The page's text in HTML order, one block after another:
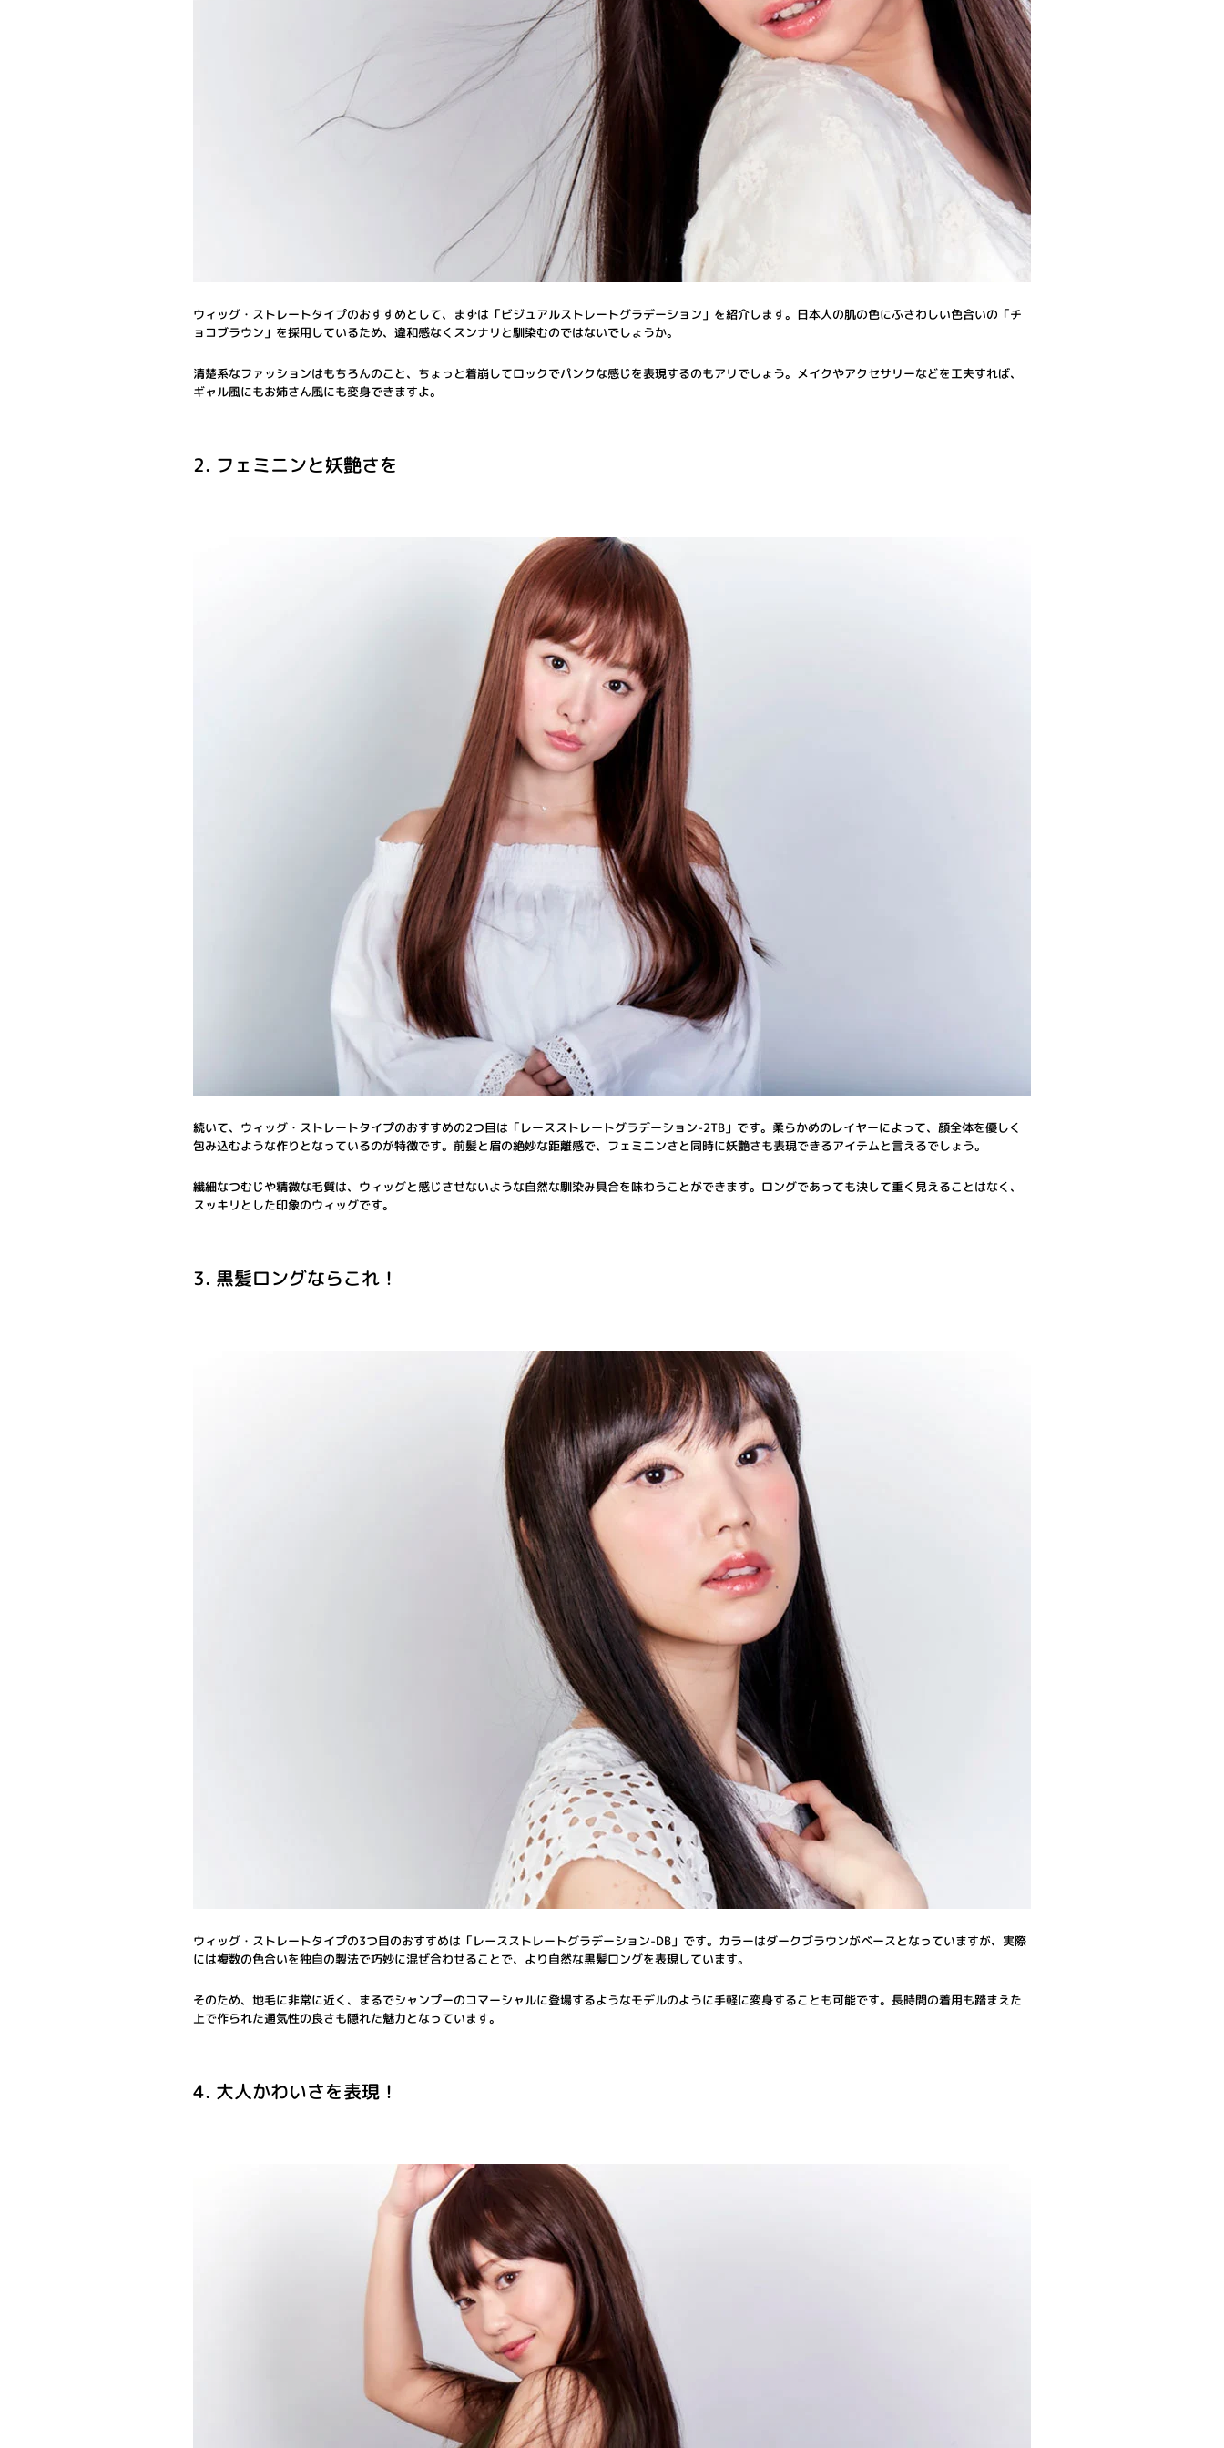
ウィッグ・ストレートタイプのおすすめとして、まずは「ビジュアルストレートグラデーション」を紹介します。日本人の肌の色にふさわしい色合いの「チ
ョコブラウン」を採用しているため、違和感なくスンナリと馴染むのではないでしょうか。
清楚系なファッションはもちろんのこと、ちょっと着崩してロックでパンクな感じを表現するのもアリでしょう。メイクやアクセサリーなどを工夫すれば、
ギャル風にもお姉さん風にも変身できますよ。
2. フェミニンと妖艶さを
続いて、ウィッグ・ストレートタイプのおすすめの2つ目は「レースストレートグラデーション-2TB」です。柔らかめのレイヤーによって、顔全体を優しく
包み込むような作りとなっているのが特徴です。前髪と眉の絶妙な距離感で、フェミニンさと同時に妖艶さも表現できるアイテムと言えるでしょう。
繊細なつむじや精微な毛質は、ウィッグと感じさせないような自然な馴染み具合を味わうことができます。ロングであっても決して重く見えることはなく、
スッキリとした印象のウィッグです。
3. 黒髪ロングならこれ！
ウィッグ・ストレートタイプの3つ目のおすすめは「レースストレートグラデーション-DB」です。カラーはダークブラウンがベースとなっていますが、実際
には複数の色合いを独自の製法で巧妙に混ぜ合わせることで、より自然な黒髪ロングを表現しています。
そのため、地毛に非常に近く、まるでシャンプーのコマーシャルに登場するようなモデルのように手軽に変身することも可能です。長時間の着用も踏まえた
上で作られた通気性の良さも隠れた魅力となっています。
4. 大人かわいさを表現！